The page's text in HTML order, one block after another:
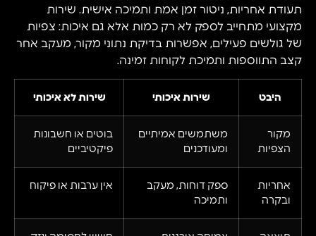
תעודת אחריות, ניטור זמן אמת ותמיכה אישית. שירות
מקצועי מתחייב לספק לא רק כמות אלא גם איכות: צפיות
של גולשים פעילים, אפשרות בדיקת נתוני מקור, מעקב אחר
קצב התווספות ותמיכת לקוחות זמינה.
היבט שירות איכותי שירות לא איכותי
מקור
הצפיות
משתמשים אמיתיים
ומעודכנים
בוטים או חשבונות
פיקטיביים
אחריות
ובקרה
ספק דוחות, מעקב
ותמיכה
אין ערבות או פיקוח